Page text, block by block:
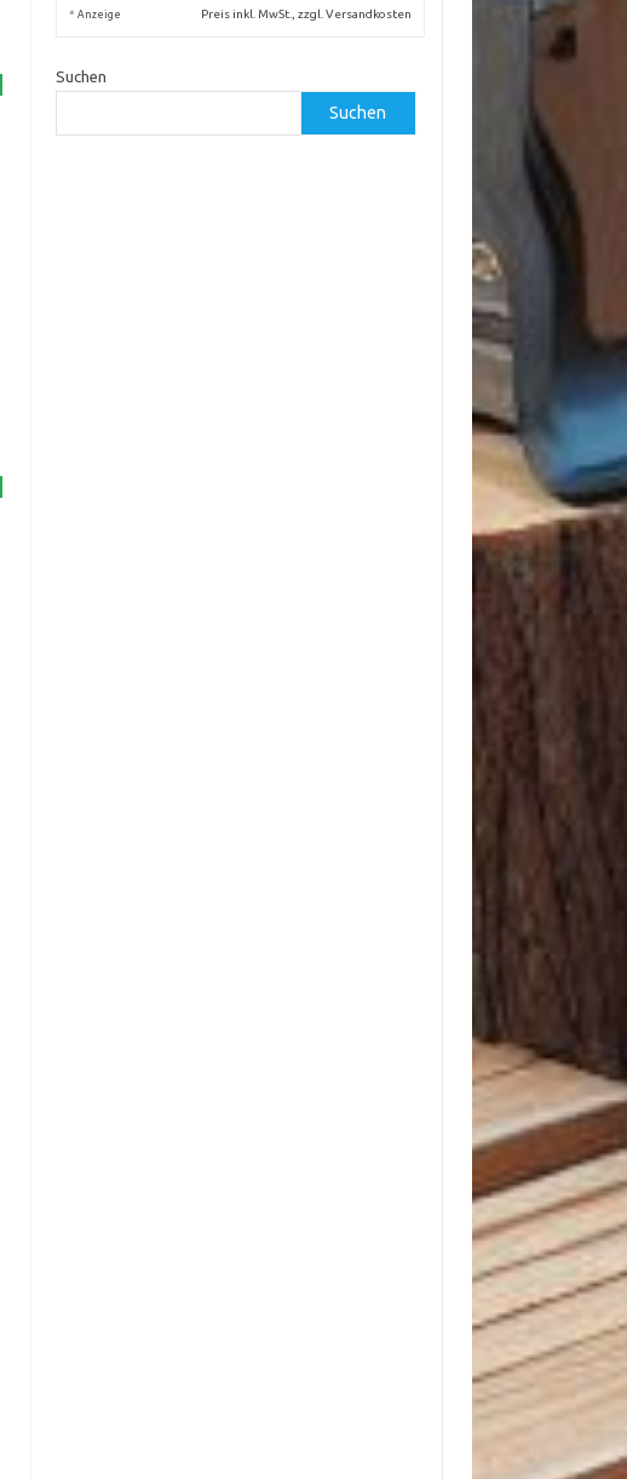
* Anzeige Preis inkl. MwSt., zzgl. Versandkosten
Suchen
Suchen